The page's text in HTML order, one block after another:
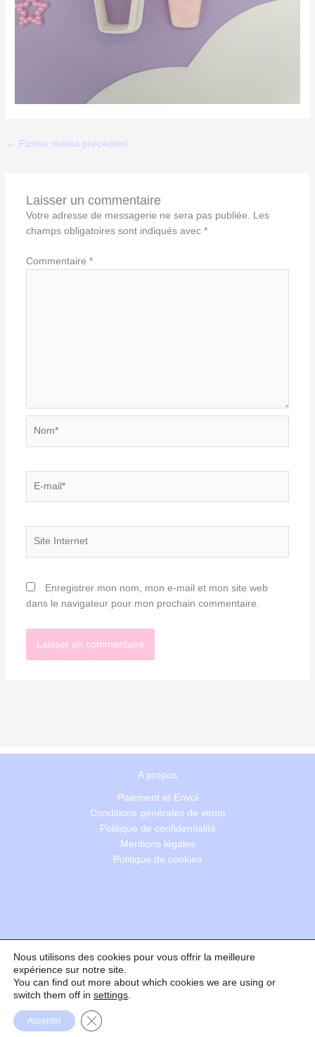
← Fichier média précédent
Laisser un commentaire
Votre adresse de messagerie ne sera pas publiée. Les
champs obligatoires sont indiqués avec *
Commentaire *
mail*
Enregistrer mon nom, mon e-mail et mon site web
dans le navigateur pour mon prochain commentaire.
A propos
Paiement et Envoi
Conditions générales de vente
Politique de confidentialité
Mentions légales
Politique de cookies
Recherche
Nous utilisons des cookies pour vous offrir la meilleure
expérience sur notre site.
You can find out more about which cookies we are using or
switch them off in settings
Accepter Fermer la bannière des cookies GDPR